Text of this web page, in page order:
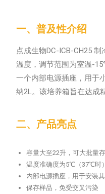
一、普及性介绍
点成生物DC-ICB-CH25
温度，调节范围为室温-
一个内部电源插座，用于
纳2L。该培养箱旨在达成
二、产品亮点
容量大至22升，可大批量
温度准确度为5℃（37℃时）
内部电源插座，用于安装
保存样品，免受交叉污染